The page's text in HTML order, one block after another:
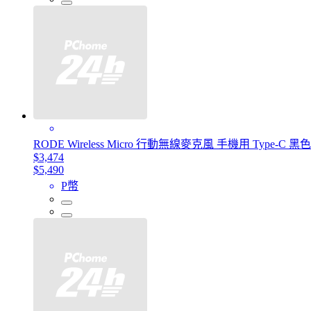
RODE Wireless Micro 行動無線麥克風 手機用 Type-C 黑
$3,474
$5,490
P幣